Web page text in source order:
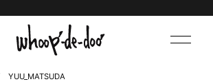
YUU_MATSUDA